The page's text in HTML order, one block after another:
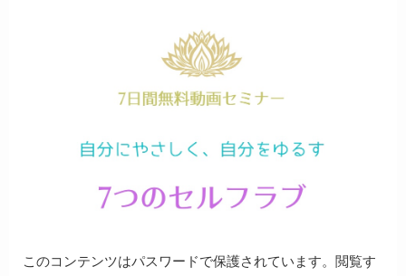
このコンテンツはパスワードで保護されています。閲覧す